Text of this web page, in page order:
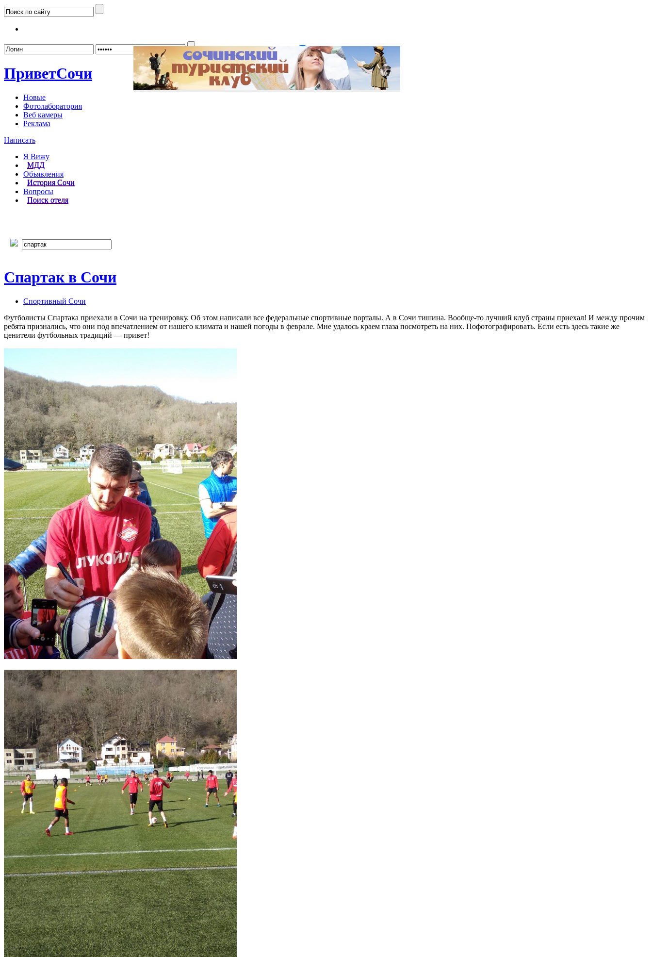
Забыли пароль? Регистрация
ПриветСочи
Новые
Фотолаборатория
Веб камеры
Реклама
Написать
Я Вижу
МДД
Объявления
История Сочи
Вопросы
Поиск отеля
Спартак в Сочи
Спортивный Сочи
Футболисты Спартака приехали в Сочи на тренировку. Об этом написали все федеральные спортивные порталы. А в Сочи тишина. Вообще-то лучший клуб страны приехал! И между прочим
ребята признались, что они под впечатлением от нашего климата и нашей погоды в феврале. Мне удалось краем глаза посмотреть на них. Пофотографировать. Если есть здесь такие же
ценители футбольных традиций — привет!